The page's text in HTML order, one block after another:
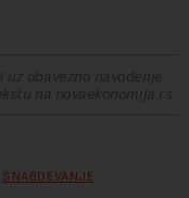
obavezno navođenje
na novaekonomija.rs
SNABDEVANJE